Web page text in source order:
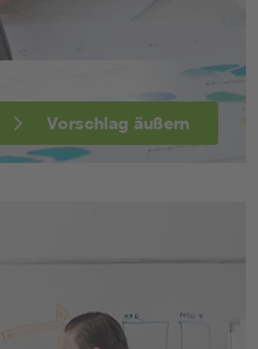
Vorschlag äußern